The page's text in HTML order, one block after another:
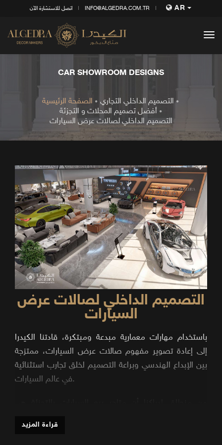
اتصل للاستشارة الآن INFO@ALGEDRA.COM.TR AR
CAR SHOWROOM DESIGNS
الصفحة الرئيسية
التصميم الداخلي التجاري
أفضل تصميم المحلات و التجزئة
التصميم الداخلي لصالات عرض السيارات
التصميم الداخلي لصالات عرض
السيارات
باستخدام مهارات معمارية مبدعة ومبتكرة، قادتنا الكيدرا
إلى إعادة تصوير مفهوم صالات عرض السيارات، ممتزجة
بين الإبداع الهندسي وبراعة التصميم لخلق تجارب استثنائية
في عالم السيارات.
التصميم، فإن هدفنا هو تحويلها إلى بيئات فاخرة تبهر
قراءة المزيد